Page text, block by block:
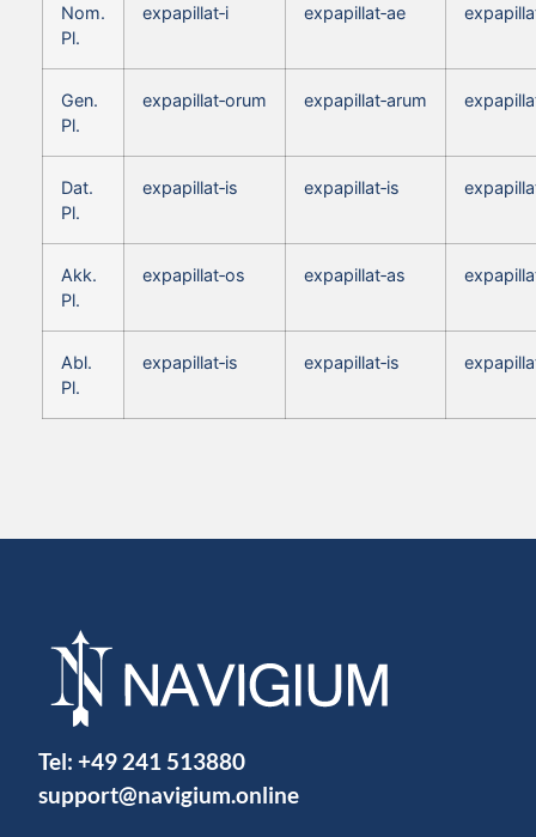
Nom.
Pl.
expapillat‑i expapillat‑ae
Gen.
Pl.
expapillat‑orum expapillat‑arum
Dat.
Pl.
expapillat‑is expapillat‑is
Akk.
Pl.
expapillat‑os expapillat‑as
Abl.
Pl.
expapillat‑is expapillat‑is
Tel: +49 241 513880
support@navigium.online